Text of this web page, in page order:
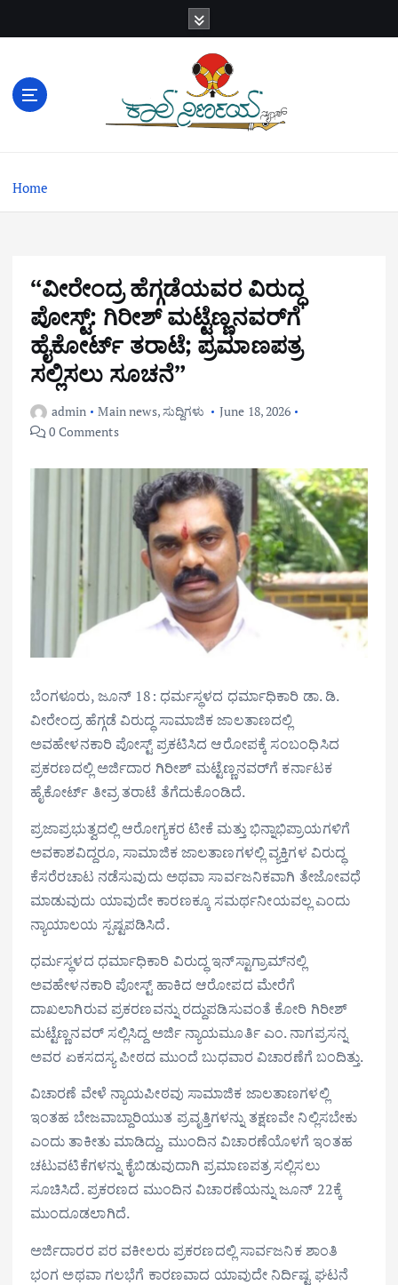
e
Home
“ವೀರೇಂದ್ರ ಹೆಗ್ಗಡೆಯವರ ವಿರುದ್ಧ
ಪೋಸ್ಟ್‌: ಗಿರೀಶ್‌ ಮಟ್ಟೆಣ್ಣನವರ್‌ಗೆ
ಹೈಕೋರ್ಟ್‌ ತರಾಟೆ; ಪ್ರಮಾಣಪತ್ರ
ಸಲ್ಲಿಸಲು ಸೂಚನೆ”
admin Main news,ಸುದ್ದಿಗಳು
June 18, 2026
0 Comments
ಬೆಂಗಳೂರು, ಜೂನ್ 18: ಧರ್ಮಸ್ಥಳದ ಧರ್ಮಾಧಿಕಾರಿ ಡಾ. ಡಿ.
ವೀರೇಂದ್ರ ಹೆಗ್ಗಡೆ ವಿರುದ್ಧ ಸಾಮಾಜಿಕ ಜಾಲತಾಣದಲ್ಲಿ
ಅವಹೇಳನಕಾರಿ ಪೋಸ್ಟ್‌ ಪ್ರಕಟಿಸಿದ ಆರೋಪಕ್ಕೆ ಸಂಬಂಧಿಸಿದ
ಪ್ರಕರಣದಲ್ಲಿ ಅರ್ಜಿದಾರ ಗಿರೀಶ್‌ ಮಟ್ಟೆಣ್ಣನವರ್‌ಗೆ ಕರ್ನಾಟಕ
ಹೈಕೋರ್ಟ್‌ ತೀವ್ರ ತರಾಟೆ ತೆಗೆದುಕೊಂಡಿದೆ.
ಪ್ರಜಾಪ್ರಭುತ್ವದಲ್ಲಿ ಆರೋಗ್ಯಕರ ಟೀಕೆ ಮತ್ತು ಭಿನ್ನಾಭಿಪ್ರಾಯಗಳಿಗೆ
ಅವಕಾಶವಿದ್ದರೂ, ಸಾಮಾಜಿಕ ಜಾಲತಾಣಗಳಲ್ಲಿ ವ್ಯಕ್ತಿಗಳ ವಿರುದ್ಧ
ಕೆಸರೆರಚಾಟ ನಡೆಸುವುದು ಅಥವಾ ಸಾರ್ವಜನಿಕವಾಗಿ ತೇಜೋವಧೆ
ಮಾಡುವುದು ಯಾವುದೇ ಕಾರಣಕ್ಕೂ ಸಮರ್ಥನೀಯವಲ್ಲ ಎಂದು
ನ್ಯಾಯಾಲಯ ಸ್ಪಷ್ಟಪಡಿಸಿದೆ.
ಧರ್ಮಸ್ಥಳದ ಧರ್ಮಾಧಿಕಾರಿ ವಿರುದ್ಧ ಇನ್‌ಸ್ಟಾಗ್ರಾಮ್‌ನಲ್ಲಿ
ಅವಹೇಳನಕಾರಿ ಪೋಸ್ಟ್‌ ಹಾಕಿದ ಆರೋಪದ ಮೇರೆಗೆ
ದಾಖಲಾಗಿರುವ ಪ್ರಕರಣವನ್ನು ರದ್ದುಪಡಿಸುವಂತೆ ಕೋರಿ ಗಿರೀಶ್‌
ಮಟ್ಟೆಣ್ಣನವರ್‌ ಸಲ್ಲಿಸಿದ್ದ ಅರ್ಜಿ ನ್ಯಾಯಮೂರ್ತಿ ಎಂ. ನಾಗಪ್ರಸನ್ನ
ಅವರ ಏಕಸದಸ್ಯ ಪೀಠದ ಮುಂದೆ ಬುಧವಾರ ವಿಚಾರಣೆಗೆ ಬಂದಿತ್ತು.
ವಿಚಾರಣೆ ವೇಳೆ ನ್ಯಾಯಪೀಠವು ಸಾಮಾಜಿಕ ಜಾಲತಾಣಗಳಲ್ಲಿ
ಇಂತಹ ಬೇಜವಾಬ್ದಾರಿಯುತ ಪ್ರವೃತ್ತಿಗಳನ್ನು ತಕ್ಷಣವೇ ನಿಲ್ಲಿಸಬೇಕು
ಎಂದು ತಾಕೀತು ಮಾಡಿದ್ದು, ಮುಂದಿನ ವಿಚಾರಣೆಯೊಳಗೆ ಇಂತಹ
ಚಟುವಟಿಕೆಗಳನ್ನು ಕೈಬಿಡುವುದಾಗಿ ಪ್ರಮಾಣಪತ್ರ ಸಲ್ಲಿಸಲು
ಸೂಚಿಸಿದೆ. ಪ್ರಕರಣದ ಮುಂದಿನ ವಿಚಾರಣೆಯನ್ನು ಜೂನ್ 22ಕ್ಕೆ
ಮುಂದೂಡಲಾಗಿದೆ.
ಅರ್ಜಿದಾರರ ಪರ ವಕೀಲರು ಪ್ರಕರಣದಲ್ಲಿ ಸಾರ್ವಜನಿಕ ಶಾಂತಿ
ಭಂಗ ಅಥವಾ ಗಲಭೆಗೆ ಕಾರಣವಾದ ಯಾವುದೇ ನಿರ್ದಿಷ್ಟ ಘಟನೆ